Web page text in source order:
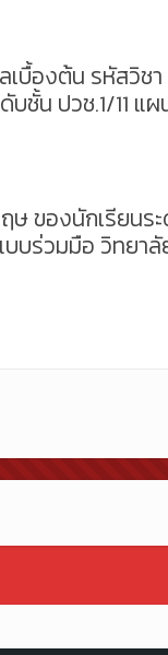
เบื้องต้น รหัสวิช
ชั้น ปวช.1/11 แ
ของนักเรียนร
บร่วมมือ วิทยาลั